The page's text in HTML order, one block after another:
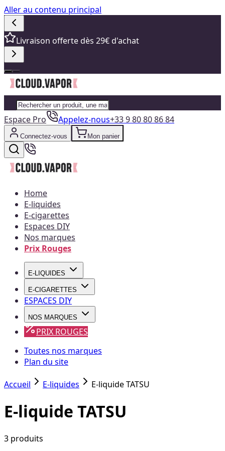
Aller au contenu principal
Livraison offerte dès 29€ d'achat
Espace Pro Appelez-nous+33 9 80 80 86 84
Connectez-vous Mon panier
Home
E-liquides
E-cigarettes
Espaces DIY
Nos marques
Prix Rouges
E-LIQUIDES
E-CIGARETTES
ESPACES DIY
NOS MARQUES
PRIX ROUGES
Toutes nos marques
Plan du site
Accueil E-liquides E-liquide TATSU
E-liquide TATSU
3 produits